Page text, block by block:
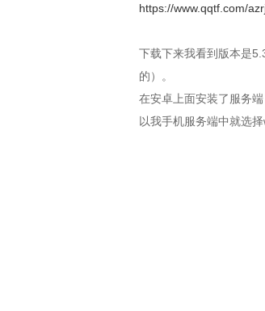
https://www.qqtf.com/
下载下来我看到版本是
的）。
在安卓上面安装了服务
以我手机服务端中就选